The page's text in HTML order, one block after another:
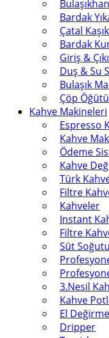
Bardak
Çatal
Bardak
Giriş &
Duş & Su
Bulaşık
Çöp
Kahve Makineleri
Espresso
Kahve
Ödeme
Kahve
Türk
Filtre
Kahveler
Instant
Filtre
Süt
3.Nesil
Kahve
El
Dripper